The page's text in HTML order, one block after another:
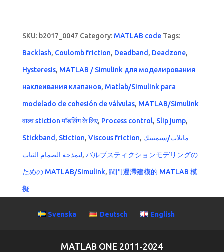
SKU: b2017_0047 Category: MATLAB code Tags:
Backlash, Coulomb friction, Deadband , Deadzone,
Hysteresis, MATLAB / Simulink для моделирования
наклеивания клапанов, Matlab/Simulink para
modelado de cohesión de válvulas, MATLAB/Simulink
वाल्व stiction मॉडलिंग के लिए, Process control, Slip jump,
Stickband , Stiction, Viscous friction, ماتلاب/سيمتينك
لنمذجة الصمام الثبات, バルブスティクションモデリングの
ための MATLAB/Simulink, 閥門遲滯建模的 MATLAB 模
擬
Svenska Deutsch English
MATLAB ONE 2011-2024